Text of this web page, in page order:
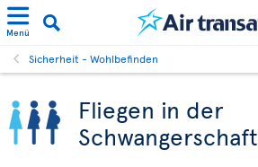
Menü
Sicherheit - Wohlbefinden
Fliegen in der
Schwangerschaft